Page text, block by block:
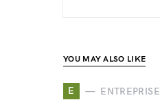
YOU MAY ALSO LIKE
E ENTREPRISE